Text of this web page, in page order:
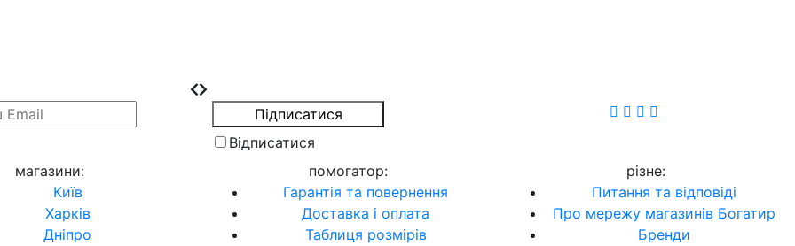
Відписатися
магазини:
Київ
Харків
Дніпро
помогатор:
Гарантія та повернення
Доставка і оплата
Таблиця розмірів
різне:
Питання та відповіді
Про мережу магазинів Богатир
Бренди